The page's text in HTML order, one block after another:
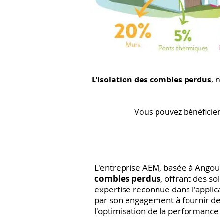
L'isolation des combles perdus,
Vous pouvez
L'entreprise AEM, basée à
combles perdus, offrant des
expertise reconnue dans
par son engagement à fournir
l'optimisation de la